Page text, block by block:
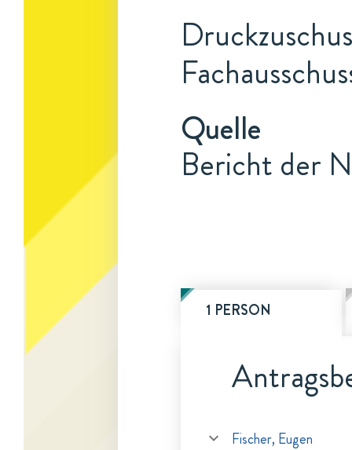
Quelle
Bericht der
1 PERSON
Fischer, Eugen